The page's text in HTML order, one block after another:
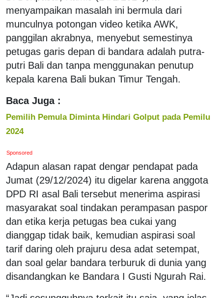
menyampaikan masalah ini bermula dari
munculnya potongan video ketika AWK,
panggilan akrabnya, menyebut semestinya
petugas garis depan di bandara adalah putra-
putri Bali dan tanpa menggunakan penutup
kepala karena Bali bukan Timur Tengah.
Baca Juga :
Pemilih Pemula Diminta Hindari Golput pada Pemilu
2024
Sponsored
Adapun alasan rapat dengar pendapat pada
Jumat (29/12/2024) itu digelar karena anggota
DPD RI asal Bali tersebut menerima aspirasi
masyarakat soal tindakan perampasan paspor
dan etika kerja petugas bea cukai yang
dianggap tidak baik, kemudian aspirasi soal
tarif daring oleh prajuru desa adat setempat,
dan soal gelar bandara terburuk di dunia yang
disandangkan ke Bandara I Gusti Ngurah Rai.